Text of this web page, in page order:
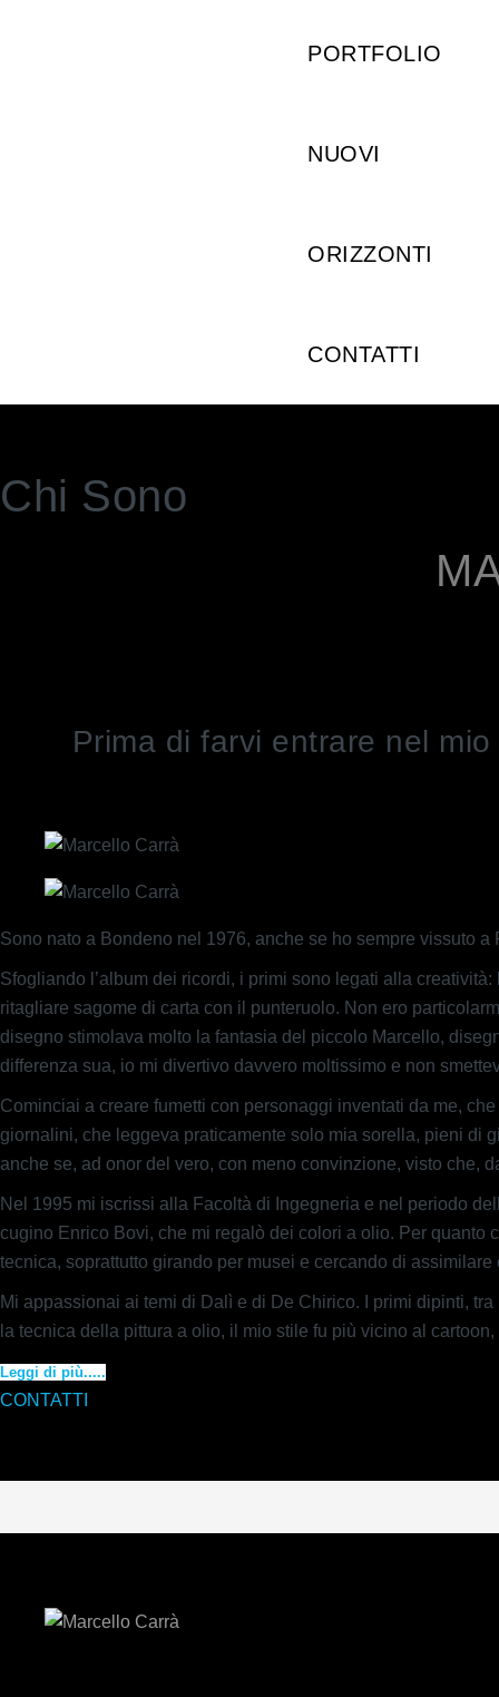
PORTFOLIO
NUOVI
ORIZZONTI
CONTATTI
Chi Sono
Prima di farvi entrare nel
Sono nato a Bondeno nel 1976, anche se ho sempre vissuto a
Sfogliando l’album dei ricordi, i primi sono legati alla
ritagliare sagome di carta con il punteruolo. Non ero
disegno stimolava molto la fantasia del piccolo Marcello,
differenza sua, io mi divertivo davvero moltissimo e non
Cominciai a creare fumetti con personaggi inventati da me,
giornalini, che leggeva praticamente solo mia sorella, pieni di
anche se, ad onor del vero, con meno convinzione, visto che,
Nel 1995 mi iscrissi alla Facoltà di Ingegneria e nel periodo
cugino Enrico Bovi, che mi regalò dei colori a olio. Per
tecnica, soprattutto girando per musei e cercando di
Mi appassionai ai temi di Dalì e di De Chirico. I primi dipinti,
la tecnica della pittura a olio, il mio stile fu più vicino al
Leggi di più.....
CONTATTI